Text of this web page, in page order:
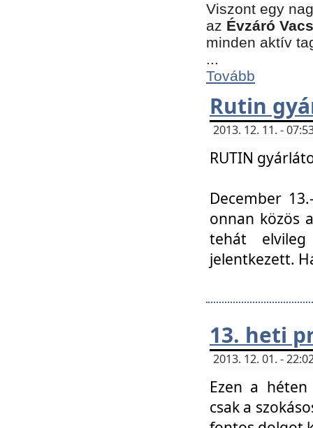
Viszont egy
az Évzáró
minden aktív
...
Tovább
Rutin
2013. 12. 11. -
RUTIN
December
onnan közös
tehát
jelentkezett.
13. heti
2013. 12. 01. -
Ezen a
csak a